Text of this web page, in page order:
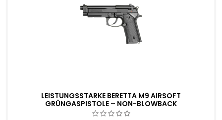
LEISTUNGSSTARKE BERETTA M9 AIRSOFT
GRÜNGASPISTOLE – NON-BLOWBACK